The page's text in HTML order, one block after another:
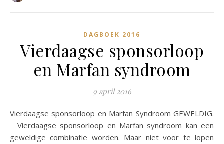
DAGBOEK 2016
Vierdaagse sponsorloop
en Marfan syndroom
9 april 2016
Vierdaagse sponsorloop en Marfan Syndroom GEWELDIG.
Vierdaagse sponsorloop en Marfan syndroom kan een
geweldige combinatie worden. Maar niet voor te lopen